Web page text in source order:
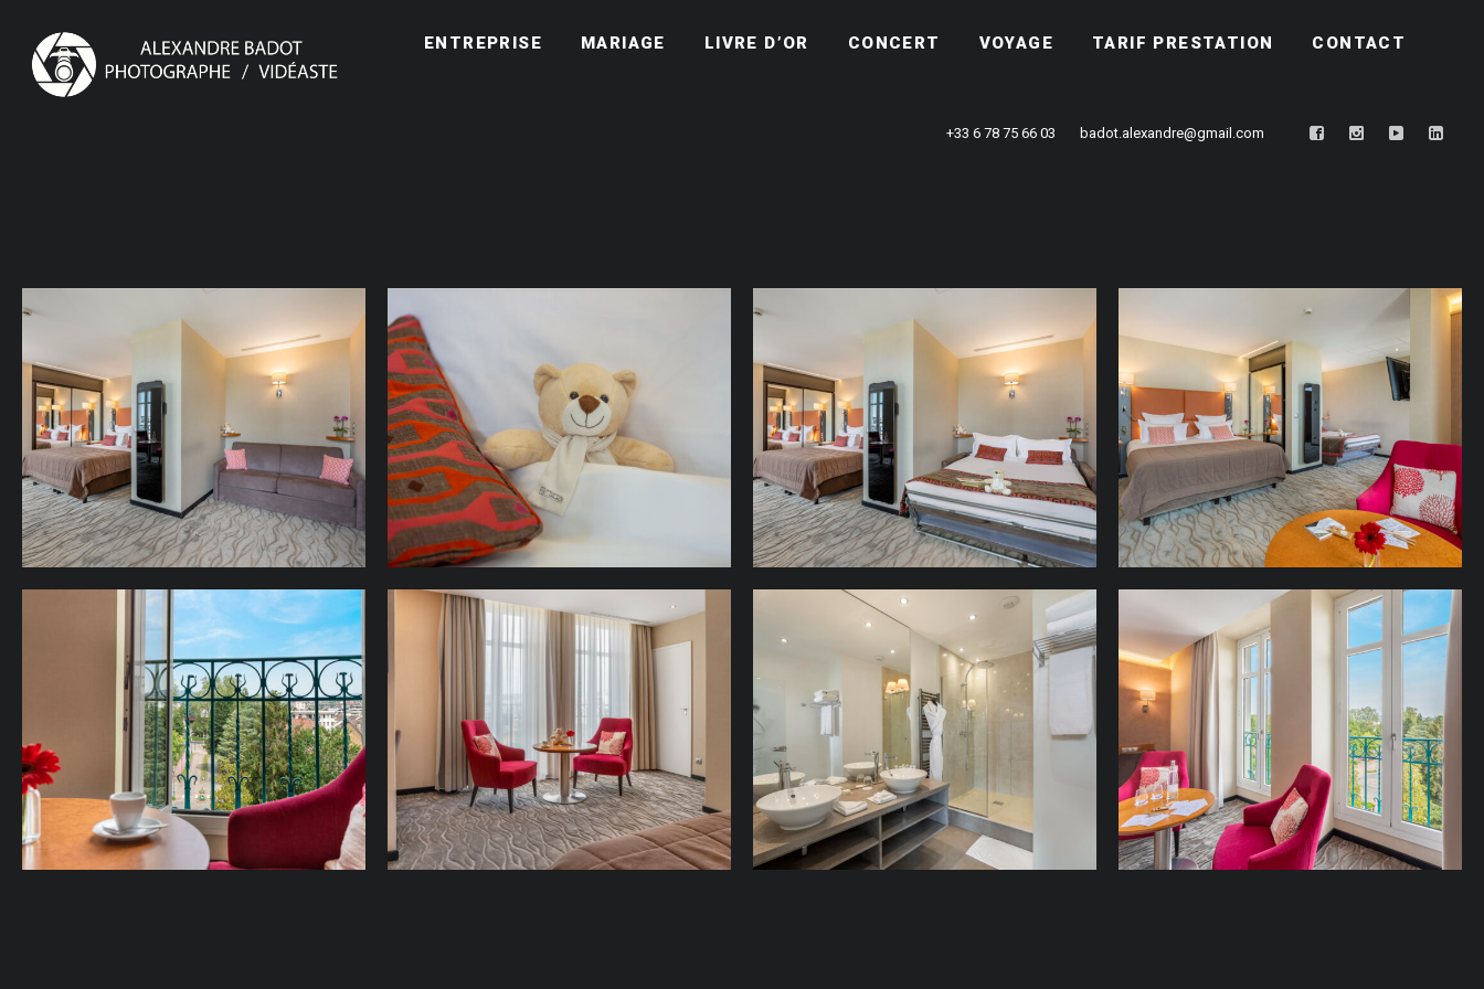
ENTREPRISE MARIAGE LIVRE D’OR CONCERT VOYAGE TARIF PRESTATION CONTACT
badot.alexandre@gmail.com
+33 6 78 75 66 03